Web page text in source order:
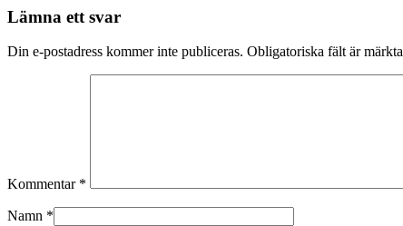
fönster)fönster)
Lämna ett svar
Din e-postadress kommer inte publiceras. Obligatoriska fält är märkta
Kommentar *
Namn *